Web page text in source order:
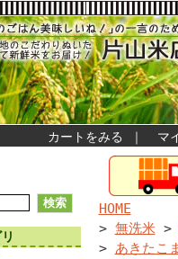
カートをみる ｜ マ
HOME
> 無洗米>
> あきたこ